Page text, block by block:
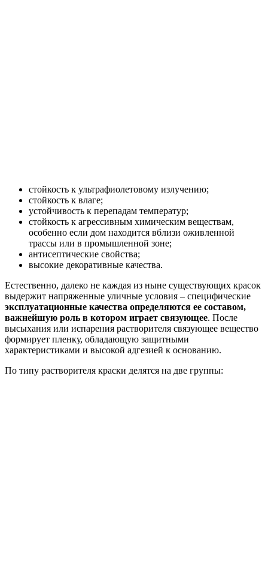
стойкость к ультрафиолетовому излучению;
стойкость к влаге;
устойчивость к перепадам температур;
стойкость к агрессивным химическим веществам,
особенно если дом находится вблизи оживленной
трассы или в промышленной зоне;
антисептические свойства;
высокие декоративные качества.
Естественно, далеко не каждая из ныне существующих красок
выдержит напряженные уличные условия – специфические
эксплуатационные качества определяются ее составом,
важнейшую роль в котором играет связующее. После
высыхания или испарения растворителя связующее вещество
формирует пленку, обладающую защитными
характеристиками и высокой адгезией к основанию.
По типу растворителя краски делятся на две группы: